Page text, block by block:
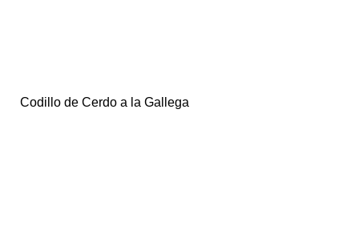
Codillo de Cerdo a la Gallega